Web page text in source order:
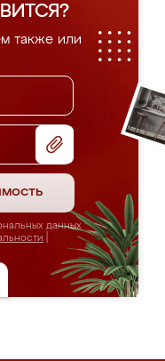
также или
данных